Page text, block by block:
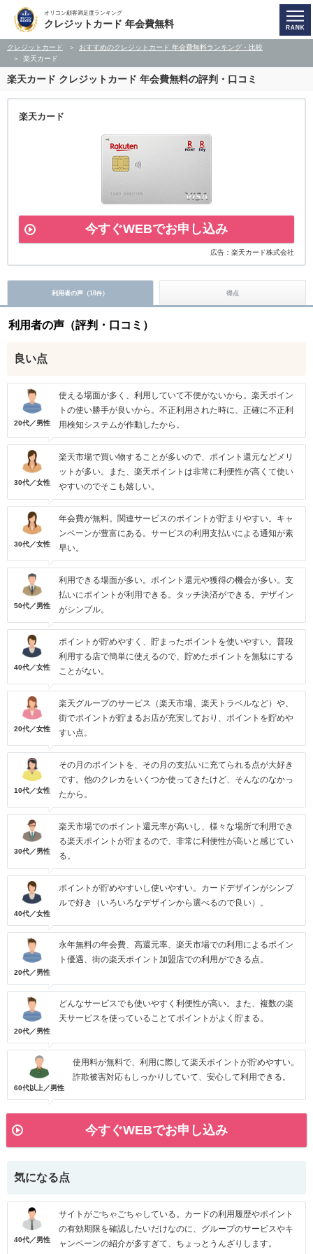
オリコン顧客満足度ランキング
クレジットカード 年会費無料
クレジットカード
おすすめのクレジットカード 年会費無料ランキング・比較
楽天カード
楽天カード クレジットカード 年会費無料の評判・口コミ
楽天カード
今すぐWEBでお申し込み
広告：楽天カード株式会社
利用者の声（18件） 得点
利用者の声（評判・口コミ）
良い点
20代／男性
使える場面が多く、利用していて不便がないから。楽天ポイン
トの使い勝手が良いから。不正利用された時に、正確に不正利
用検知システムが作動したから。
30代／女性
楽天市場で買い物することが多いので、ポイント還元などメリ
ットが多い。また、楽天ポイントは非常に利便性が高くて使い
やすいのでそこも嬉しい。
30代／女性
年会費が無料。関連サービスのポイントが貯まりやすい。キャ
ンペーンが豊富にある。サービスの利用支払いによる通知が素
早い。
50代／男性
利用できる場面が多い。ポイント還元や獲得の機会が多い。支
払いにポイントが利用できる。タッチ決済ができる。デザイン
がシンプル。
40代／女性
ポイントが貯めやすく、貯まったポイントを使いやすい。普段
利用する店で簡単に使えるので、貯めたポイントを無駄にする
ことがない。
20代／女性
楽天グループのサービス（楽天市場、楽天トラベルなど）や、
街でポイントが貯まるお店が充実しており、ポイントを貯めや
すい点。
10代／女性
その月のポイントを、その月の支払いに充てられる点が大好き
です。他のクレカをいくつか使ってきたけど、そんなのなかっ
たから。
30代／男性
楽天市場でのポイント還元率が高いし、様々な場所で利用でき
る楽天ポイントが貯まるので、非常に利便性が高いと感じてい
る。
40代／女性
ポイントが貯めやすいし使いやすい。カードデザインがシンプ
ルで好き（いろいろなデザインから選べるので良い）。
20代／男性
永年無料の年会費、高還元率、楽天市場での利用によるポイン
ト優遇、街の楽天ポイント加盟店での利用ができる点。
20代／男性
どんなサービスでも使いやすく利便性が高い。また、複数の楽
天サービスを使っていることてポイントがよく貯まる。
60代以上／男性
使用料が無料で、利用に際して楽天ポイントが貯めやすい。
詐欺被害対応もしっかりしていて、安心して利用できる。
今すぐWEBでお申し込み
気になる点
40代／男性
サイトがごちゃごちゃしている。カードの利用履歴やポイント
の有効期限を確認したいだけなのに、グループのサービスやキ
ャンペーンの紹介が多すぎて、ちょっとうんざりします。